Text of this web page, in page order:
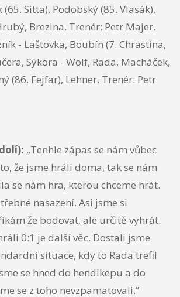
Sitta), Podobský (85. Vlasák),
Brezina. Trenér: Petr Majer.
- Laštovka, Boubín (7. Chrastina,
Sýkora - Wolf, Rada, Macháček,
(86. Fejfar), Lehner. Trenér: Petr
„Tenhle zápas se nám vůbec
že jsme hráli doma, tak se nám
se nám hra, kterou chceme hrát.
nasazení. Asi jsme si
že bodovat, ale určitě vyhrát.
0:1 je další věc. Dostali jsme
situace, kdy to Rada trefil
se hned do hendikepu a do
se z toho nevzpamatovali.”